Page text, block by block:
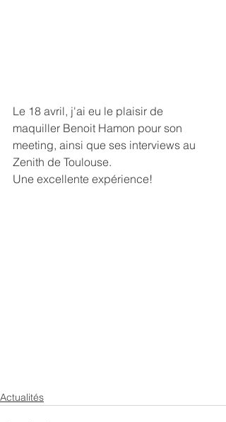
Le 18 avril, j'ai eu le plaisir de
maquiller Benoit Hamon pour son
meeting, ainsi que ses interviews au
Zenith de Toulouse.
Une excellente expérience!
Actualités